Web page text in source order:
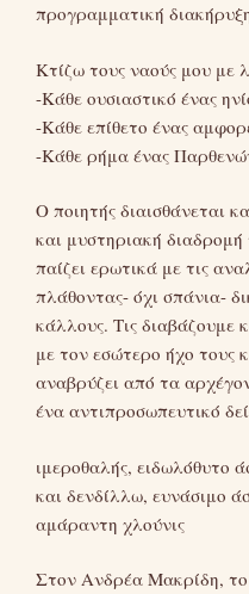
προγραμματική
Κτίζω τους ναούς μου με
-Κάθε ουσιαστικό ένας
-Κάθε επίθετο ένας
-Κάθε ρήμα ένας
Ο ποιητής διαισθάνεται
και μυστηριακή
παίζει ερωτικά με τις
πλάθοντας- όχι σπάνια-
κάλλους. Τις διαβάζουμε
με τον εσώτερο ήχο τους
αναβρύζει από τα
ένα αντιπροσωπευτικό
ιμεροθαλής, ειδωλόθυτο
και δενδίλλω, ευνάσιμο
αμάραντη χλούνις
Στον Ανδρέα Μακρίδη, το